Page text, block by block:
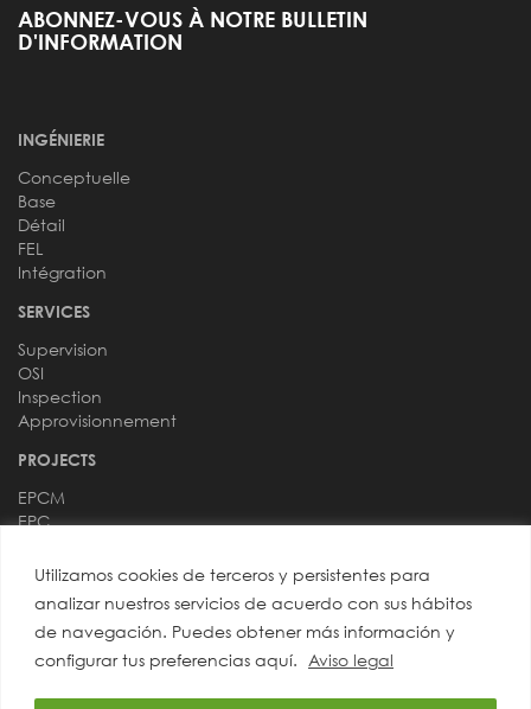
Utilizamos cookies de terceros y persistentes para
analizar nuestros servicios de acuerdo con sus hábitos
de navegación. Puedes obtener más información y
configurar tus preferencias aquí.
Aviso legal
ABONNEZ-VOUS À NOTRE BULLETIN
D'INFORMATION
INGÉNIERIE
Conceptuelle
Base
Détail
FEL
Intégration
SERVICES
Supervision
OSI
Inspection
Approvisionnement
PROJECTS
EPCM
EPC
Processus
Instrumentation
Tuyauteries
Équipements